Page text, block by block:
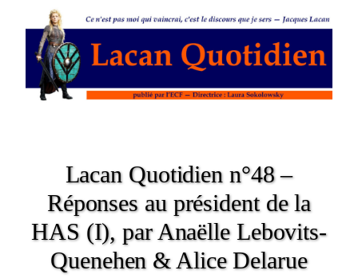
Lacan Quotidien n°48 –
Réponses au président de la
HAS (I), par Anaëlle Lebovits-
Quenehen & Alice Delarue